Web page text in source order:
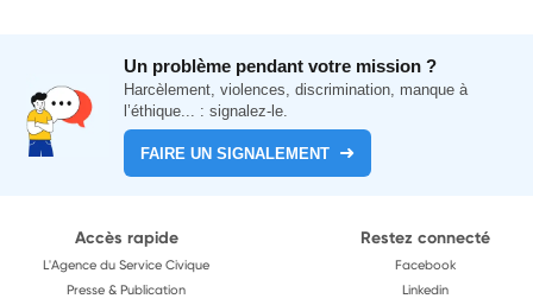
Un problème pendant votre mission ?
Harcèlement, violences, discrimination, manque à
l’éthique... : signalez-le.
FAIRE UN SIGNALEMENT
Accès rapide
L'Agence du Service Civique
Presse & Publication
Restez connecté
Facebook
Linkedin